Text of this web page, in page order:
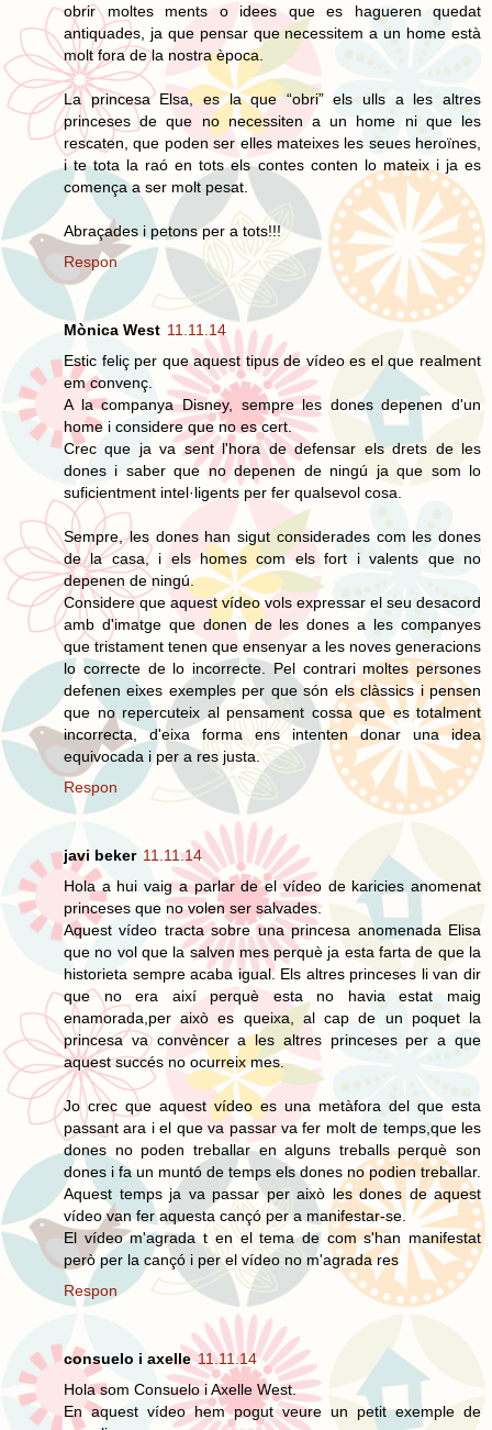
obrir moltes ments o idees que es hagueren quedat
antiquades, ja que pensar que necessitem a un home està
molt fora de la nostra època.
La princesa Elsa, es la que “obri” els ulls a les altres
princeses de que no necessiten a un home ni que les
rescaten, que poden ser elles mateixes les seues heroïnes,
i te tota la raó en tots els contes conten lo mateix i ja es
comença a ser molt pesat.
Abraçades i petons per a tots!!!
Respon
Mònica West 11.11.14
Estic feliç per que aquest tipus de vídeo es el que realment
em convenç.
A la companya Disney, sempre les dones depenen d'un
home i considere que no es cert.
Crec que ja va sent l'hora de defensar els drets de les
dones i saber que no depenen de ningú ja que som lo
suficientment intel·ligents per fer qualsevol cosa.
Sempre, les dones han sigut considerades com les dones
de la casa, i els homes com els fort i valents que no
depenen de ningú.
Considere que aquest vídeo vols expressar el seu desacord
amb d'imatge que donen de les dones a les companyes
que tristament tenen que ensenyar a les noves generacions
lo correcte de lo incorrecte. Pel contrari moltes persones
defenen eixes exemples per que són els clàssics i pensen
que no repercuteix al pensament cossa que es totalment
incorrecta, d'eixa forma ens intenten donar una idea
equivocada i per a res justa.
Respon
javi beker 11.11.14
Hola a hui vaig a parlar de el vídeo de karicies anomenat
princeses que no volen ser salvades.
Aquest vídeo tracta sobre una princesa anomenada Elisa
que no vol que la salven mes perquè ja esta farta de que la
historieta sempre acaba igual. Els altres princeses li van dir
que no era així perquè esta no havia estat maig
enamorada,per això es queixa, al cap de un poquet la
princesa va convèncer a les altres princeses per a que
aquest succés no ocurreix mes.
Jo crec que aquest vídeo es una metàfora del que esta
passant ara i el que va passar va fer molt de temps,que les
dones no poden treballar en alguns treballs perquè son
dones i fa un muntó de temps els dones no podien treballar.
Aquest temps ja va passar per això les dones de aquest
vídeo van fer aquesta cançó per a manifestar-se.
El vídeo m'agrada t en el tema de com s'han manifestat
però per la cançó i per el vídeo no m'agrada res
Respon
consuelo i axelle 11.11.14
Hola som Consuelo i Axelle West.
En aquest vídeo hem pogut veure un petit exemple de